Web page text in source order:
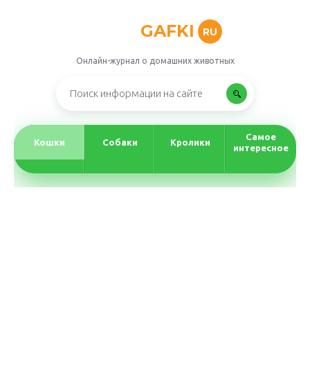
GAFKI RU
Онлайн-журнал о домашних животных
Кошки Собаки Кролики
Самое
интересное